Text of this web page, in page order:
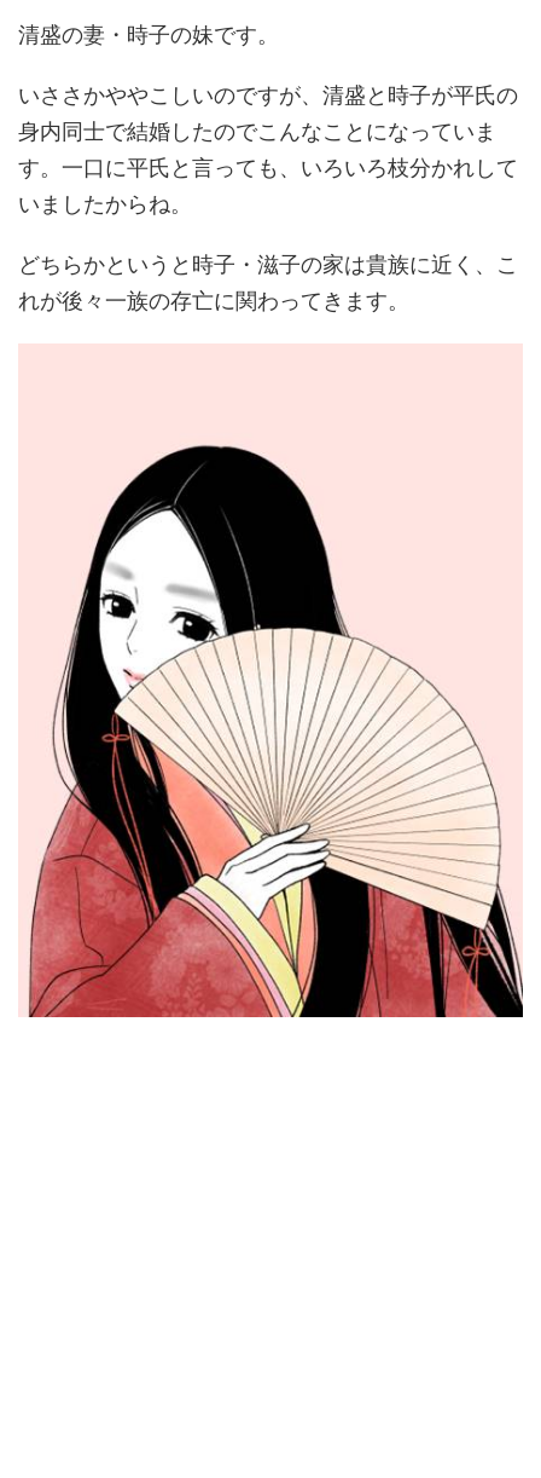
清盛の妻・時子の妹です。
いささかややこしいのですが、清盛と時子が平氏の
身内同士で結婚したのでこんなことになっていま
す。一口に平氏と言っても、いろいろ枝分かれして
いましたからね。
どちらかというと時子・滋子の家は貴族に近く、こ
れが後々一族の存亡に関わってきます。